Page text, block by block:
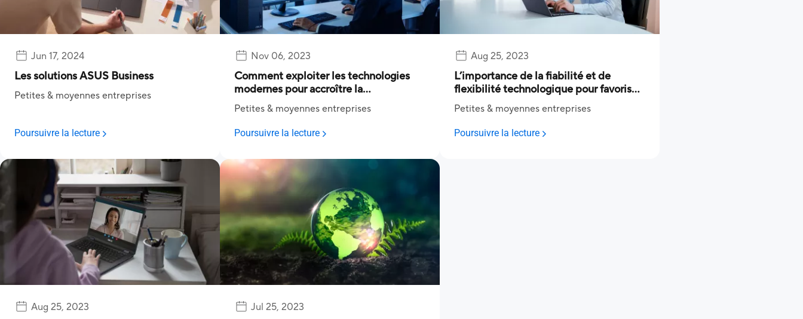
Jun 17, 2024
Les solutions ASUS Business
Petites & moyennes entreprises
Poursuivre la lecture
Nov 06, 2023
Comment exploiter les technologies
modernes pour accroître la
productivité ?
Petites & moyennes entreprises
Poursuivre la lecture
Aug 25, 2023
L’importance de la fiabilité et de
flexibilité technologique pour favoriser
la croissance à long terme
Petites & moyennes entreprises
Poursuivre la lecture
Aug 25, 2023 Jul 25, 2023